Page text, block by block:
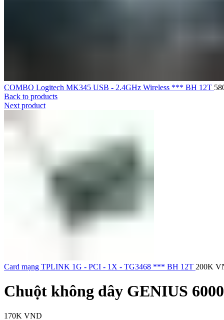
COMBO Logitech MK345 USB - 2.4GHz Wireless *** BH 12T
Back to products
Next product
Card mạng TPLINK 1G - PCI - 1X - TG3468 *** BH 12T 200K
Chuột không dây GENIUS
170K VND